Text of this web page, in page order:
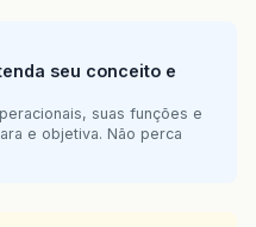
seu conceito e
suas funções e
e objetiva. Não perca